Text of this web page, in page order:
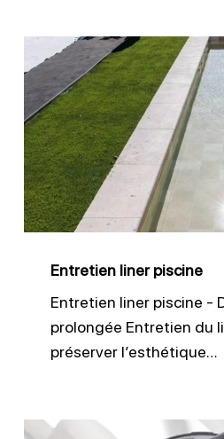
Entretien
liner
piscine
Entretien liner piscine
Entretien liner piscine -
prolongée Entretien du
préserver l’esthétique…
Comment